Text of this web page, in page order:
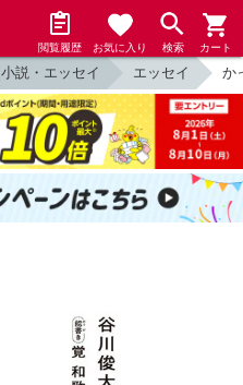
閲覧履歴 お気に入り 検索 カート
小説・エッセイ エッセイ か